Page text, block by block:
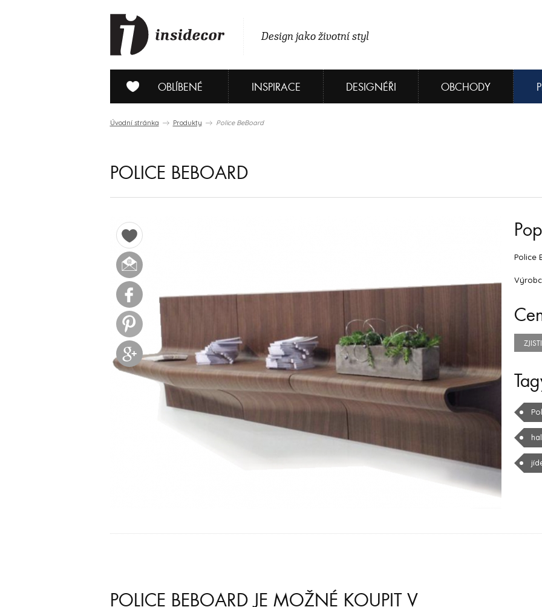
Design jako životní styl
OBLÍBENÉ INSPIRACE DESIGNÉŘI OBCHODY
Úvodní stránka Produkty Police BeBoard
POLICE BEBOARD
Police
POLICE BEBOARD JE MOŽNÉ KOUPIT V